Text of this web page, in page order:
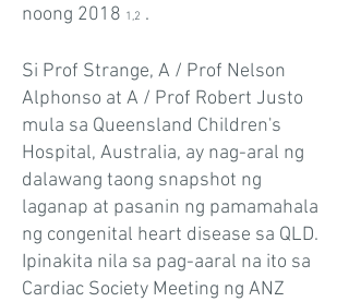
noong 2018 1,2 .
Si Prof Strange, A / Prof Nelson
Alphonso at A / Prof Robert Justo
mula sa Queensland Children's
Hospital, Australia, ay nag-aral ng
dalawang taong snapshot ng
laganap at pasanin ng pamamahala
ng congenital heart disease sa QLD.
Ipinakita nila sa pag-aaral na ito sa
Cardiac Society Meeting ng ANZ